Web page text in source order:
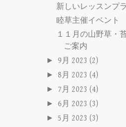
新しいレッスンプ
睦草主催イベント
１１月の山野草・
ご案内
► 9月 2023 (2)
► 8月 2023 (4)
► 7月 2023 (4)
►6月 2023 (3)
►5月 2023 (3)